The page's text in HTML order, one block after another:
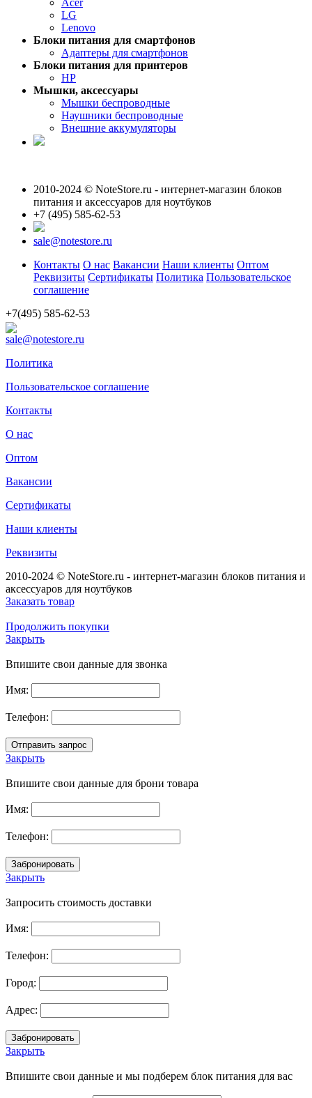
Acer
LG
Lenovo
Блоки питания для смартфонов
Адаптеры для смартфонов
Блоки питания для принтеров
HP
Мышки, аксессуары
Мышки беспроводные
Наушники беспроводные
Внешние аккумуляторы
2010-2024 © NoteStore.ru - интернет-магазин блоков
питания и аксессуаров для ноутбуков
+7 (495) 585-62-53
sale@notestore.ru
Контакты О нас Вакансии Наши клиенты Оптом
Реквизиты Сертификаты Политика Пользовательское
соглашение
+7(495) 585-62-53
sale@notestore.ru
Политика
Пользовательское соглашение
Контакты
О нас
Оптом
Вакансии
Сертификаты
Наши клиенты
Реквизиты
2010-2024 © NoteStore.ru - интернет-магазин блоков питания и
аксессуаров для ноутбуков
Заказать товар
Продолжить покупки
Закрыть
Впишите свои данные для звонка
Имя:
Телефон:
Закрыть
Впишите свои данные для брони товара
Имя:
Телефон:
Закрыть
Запросить стоимость доставки
Имя:
Телефон:
Город:
Адрес:
Закрыть
Впишите свои данные и мы подберем блок питания для вас